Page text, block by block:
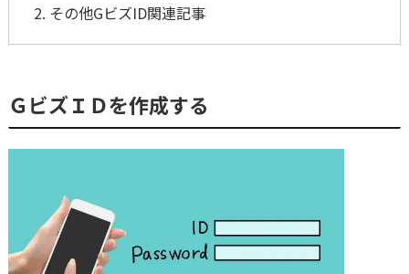
その他GビズID関連記事
ＧビズＩＤを作成する